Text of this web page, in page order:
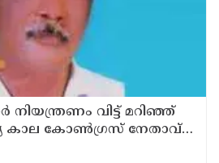
നിയന്ത്രണം വിട്ട് മറിഞ്ഞ്
കാല കോണ്‍ഗ്രസ് നേതാവ്